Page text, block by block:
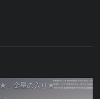
★」金星の入り★